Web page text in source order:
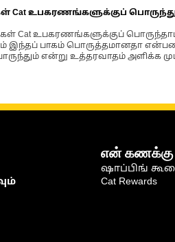
Cat உபகரணங்களுக்குப்
Cat உபகரணங்களுக்குப்
பாகம் பொருத்தமானதா என்பதை
என்று உத்தரவாதம் அளிக்க
என் கணக்கு
ஷாப்பிங்
Cat Rewards